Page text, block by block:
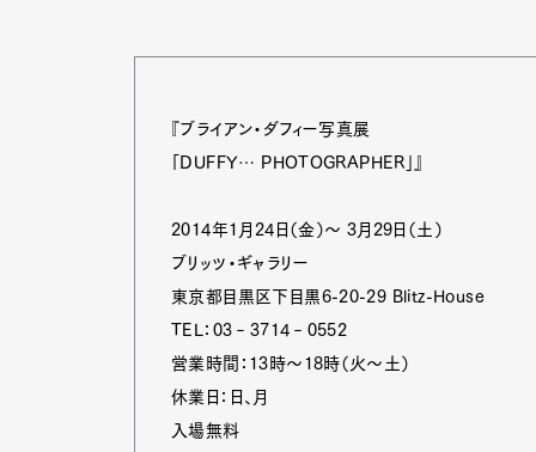
『ブライアン・ダフィー写真展
「DUFFY… PHOTOGRAPHER」』
2014年1月24日（金）～ 3月29日（土）
ブリッツ・ギャラリー
東京都目黒区下目黒6-20-29 Blitz-House
TEL：03‐3714‐0552
営業時間：13時～18時（火～土）
休業日：日、月
入場無料